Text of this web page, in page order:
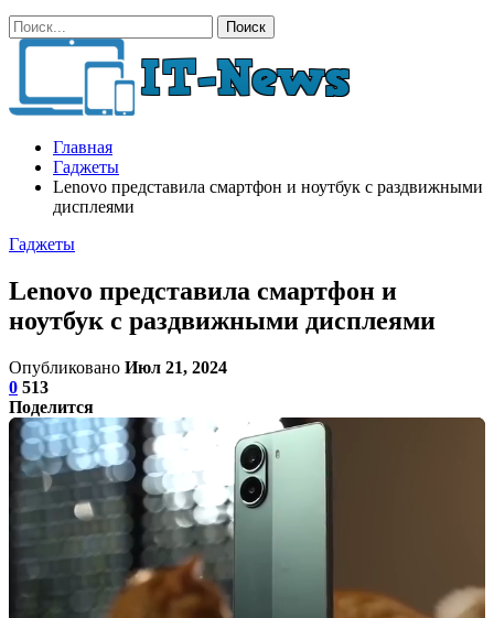
Главная
Гаджеты
Lenovo представила смартфон и ноутбук с раздвижными
дисплеями
Гаджеты
Lenovo представила смартфон и
ноутбук с раздвижными дисплеями
Опубликовано Июл 21, 2024
0 513
Поделится